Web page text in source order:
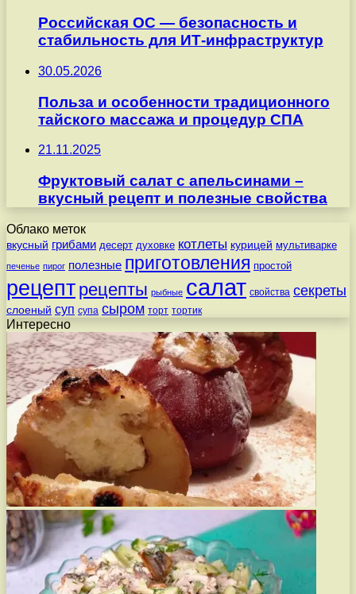
Российская ОС — безопасность и
стабильность для ИТ-инфраструктур
30.05.2026
Польза и особенности традиционного
тайского массажа и процедур СПА
21.11.2025
Фруктовый салат с апельсинами –
вкусный рецепт и полезные свойства
Облако меток
вкусный грибами десерт духовке котлеты курицей мультиварке
печенье пирог полезные приготовления простой
рецепт рецепты рыбные салат свойства секреты
слоеный суп супа сыром торт тортик
Интересно